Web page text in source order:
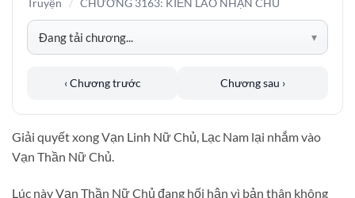
Truyện / CHƯƠNG 3163: KIẾN LÃO NHẬN CHỦ
‹ Chương trước Chương sau ›
Giải quyết xong Vạn Linh Nữ Chủ, Lạc Nam lại nhắm vào
Vạn Thần Nữ Chủ.
Lúc này Vạn Thần Nữ Chủ đang hối hận vì bản thân không